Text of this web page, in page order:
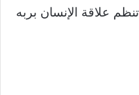
علاقة الإنسان بربه